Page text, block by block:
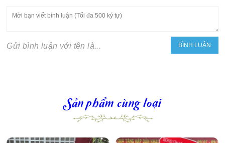
Gửi bình luận với tên là...
Sản phẩm cùng loại